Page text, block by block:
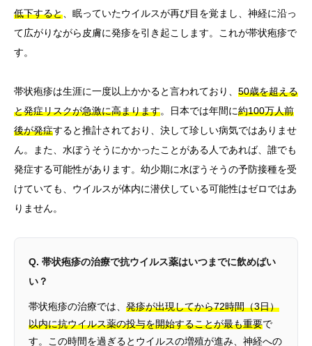
低下すると 、眠っていたウイルスが再び目を覚まし、神経に沿っ
て広がりながら皮膚に発疹を引き起こします。これが帯状疱疹で
す。
帯状疱疹は生涯に一度以上かかると言われており、 50歳を超える
と発症リスクが急激に高まります。日本では年間に約100万人前
後が発症すると推計されており、決して珍しい病気ではありませ
ん。また、水ぼうそうにかかったことがある人であれば、誰でも
発症する可能性があります。幼少期に水ぼうそうの予防接種を受
けていても、ウイルスが体内に潜伏している可能性はゼロではあ
りません。
Q. 帯状疱疹の治療で抗ウイルス薬はいつまでに飲めばい
い？
帯状疱疹の治療では、 発疹が出現してから72時間（3日）
以内に抗ウイルス薬の投与を開始することが最も重要で
す。この時間を過ぎるとウイルスの増殖が進み、神経への